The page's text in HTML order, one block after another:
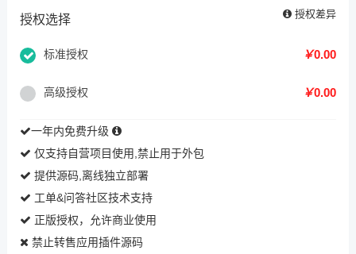
授权选择 授权差异
标准授权 ￥0.00
高级授权 ￥0.00
一年内免费升级
仅支持自营项目使用,禁止用于外包
提供源码,离线独立部署
工单&问答社区技术支持
正版授权，允许商业使用
禁止转售应用插件源码